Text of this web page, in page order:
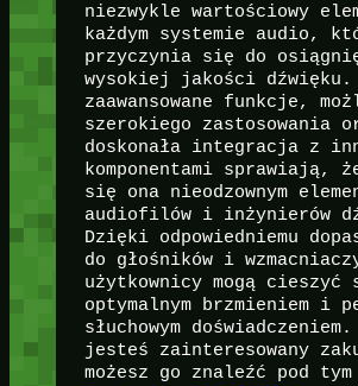
niezwykle wartościowy
każdym systemie audio,
przyczynia się do
wysokiej jakości
zaawansowane funkcje,
szerokiego zastosowania
doskonała integracja z
komponentami sprawiają,
się ona nieodzownym
audiofilów i inżynierów
Dzięki odpowiedniemu
do głośników i
użytkownicy mogą cieszyć
optymalnym brzmieniem i
słuchowym
jesteś zainteresowany
możesz go znaleźć pod tym